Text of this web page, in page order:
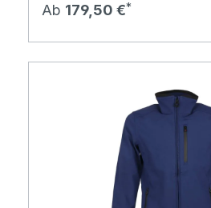
Regulärer Preis:
Ab 179,50 €